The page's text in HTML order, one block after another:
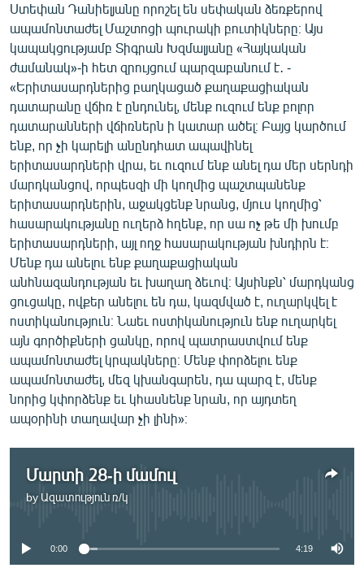
Ստեփան Դանիելյանը որոշել են սեփական ձեռքերով
ապամոնտաժել Մաշտոցի պուրակի բուտիկները։ Այս
կապակցությամբ Տիգրան Խզմալյանը «Հայկական
ժամանակ»-ի հետ զրույցում պարզաբանում է․ -
«Երիտասարդներից բաղկացած քաղաքացիական
դատարանը վճիռ է ընդունել, մենք ուզում ենք բոլոր
դատարանների վճիռներն ի կատար ածել։ Բայց կարծում
ենք, որ չի կարելի անընդհատ ապավինել
երիտասարդների վրա, եւ ուզում ենք անել դա մեր սերնդի
մարդկանցով, որպեսզի մի կողմից պաշտպանենք
երիտասարդներին, աջակցենք նրանց, մյուս կողմից՝
հասարակությանը ուղերձ հղենք, որ սա ոչ թե մի խումբ
երիտասարդների, այլ ողջ հասարակության խնդիրն է։
Մենք դա անելու ենք քաղաքացիական
անհնազանդության եւ խաղաղ ձեւով։ Այսինքն՝ մարդկանց
ցուցակը, ովքեր անելու են դա, կազմված է, ուղարկվել է
ոստիկանություն։ Նաեւ ոստիկանություն ենք ուղարկել
այն գործիքների ցանկը, որով պատրաստվում ենք
ապամոնտաժել կրպակները։ Մենք փորձելու ենք
ապամոնտաժել, մեզ կխանգարեն, դա պարզ է, մենք
նորից կփորձենք եւ կհասնենք նրան, որ այդտեղ
ապօրինի տաղավար չի լինի»։
Մարտի 28-ի մամուլ
by Ազատություն ռ/կ
No media source currently available
0:00 4:19